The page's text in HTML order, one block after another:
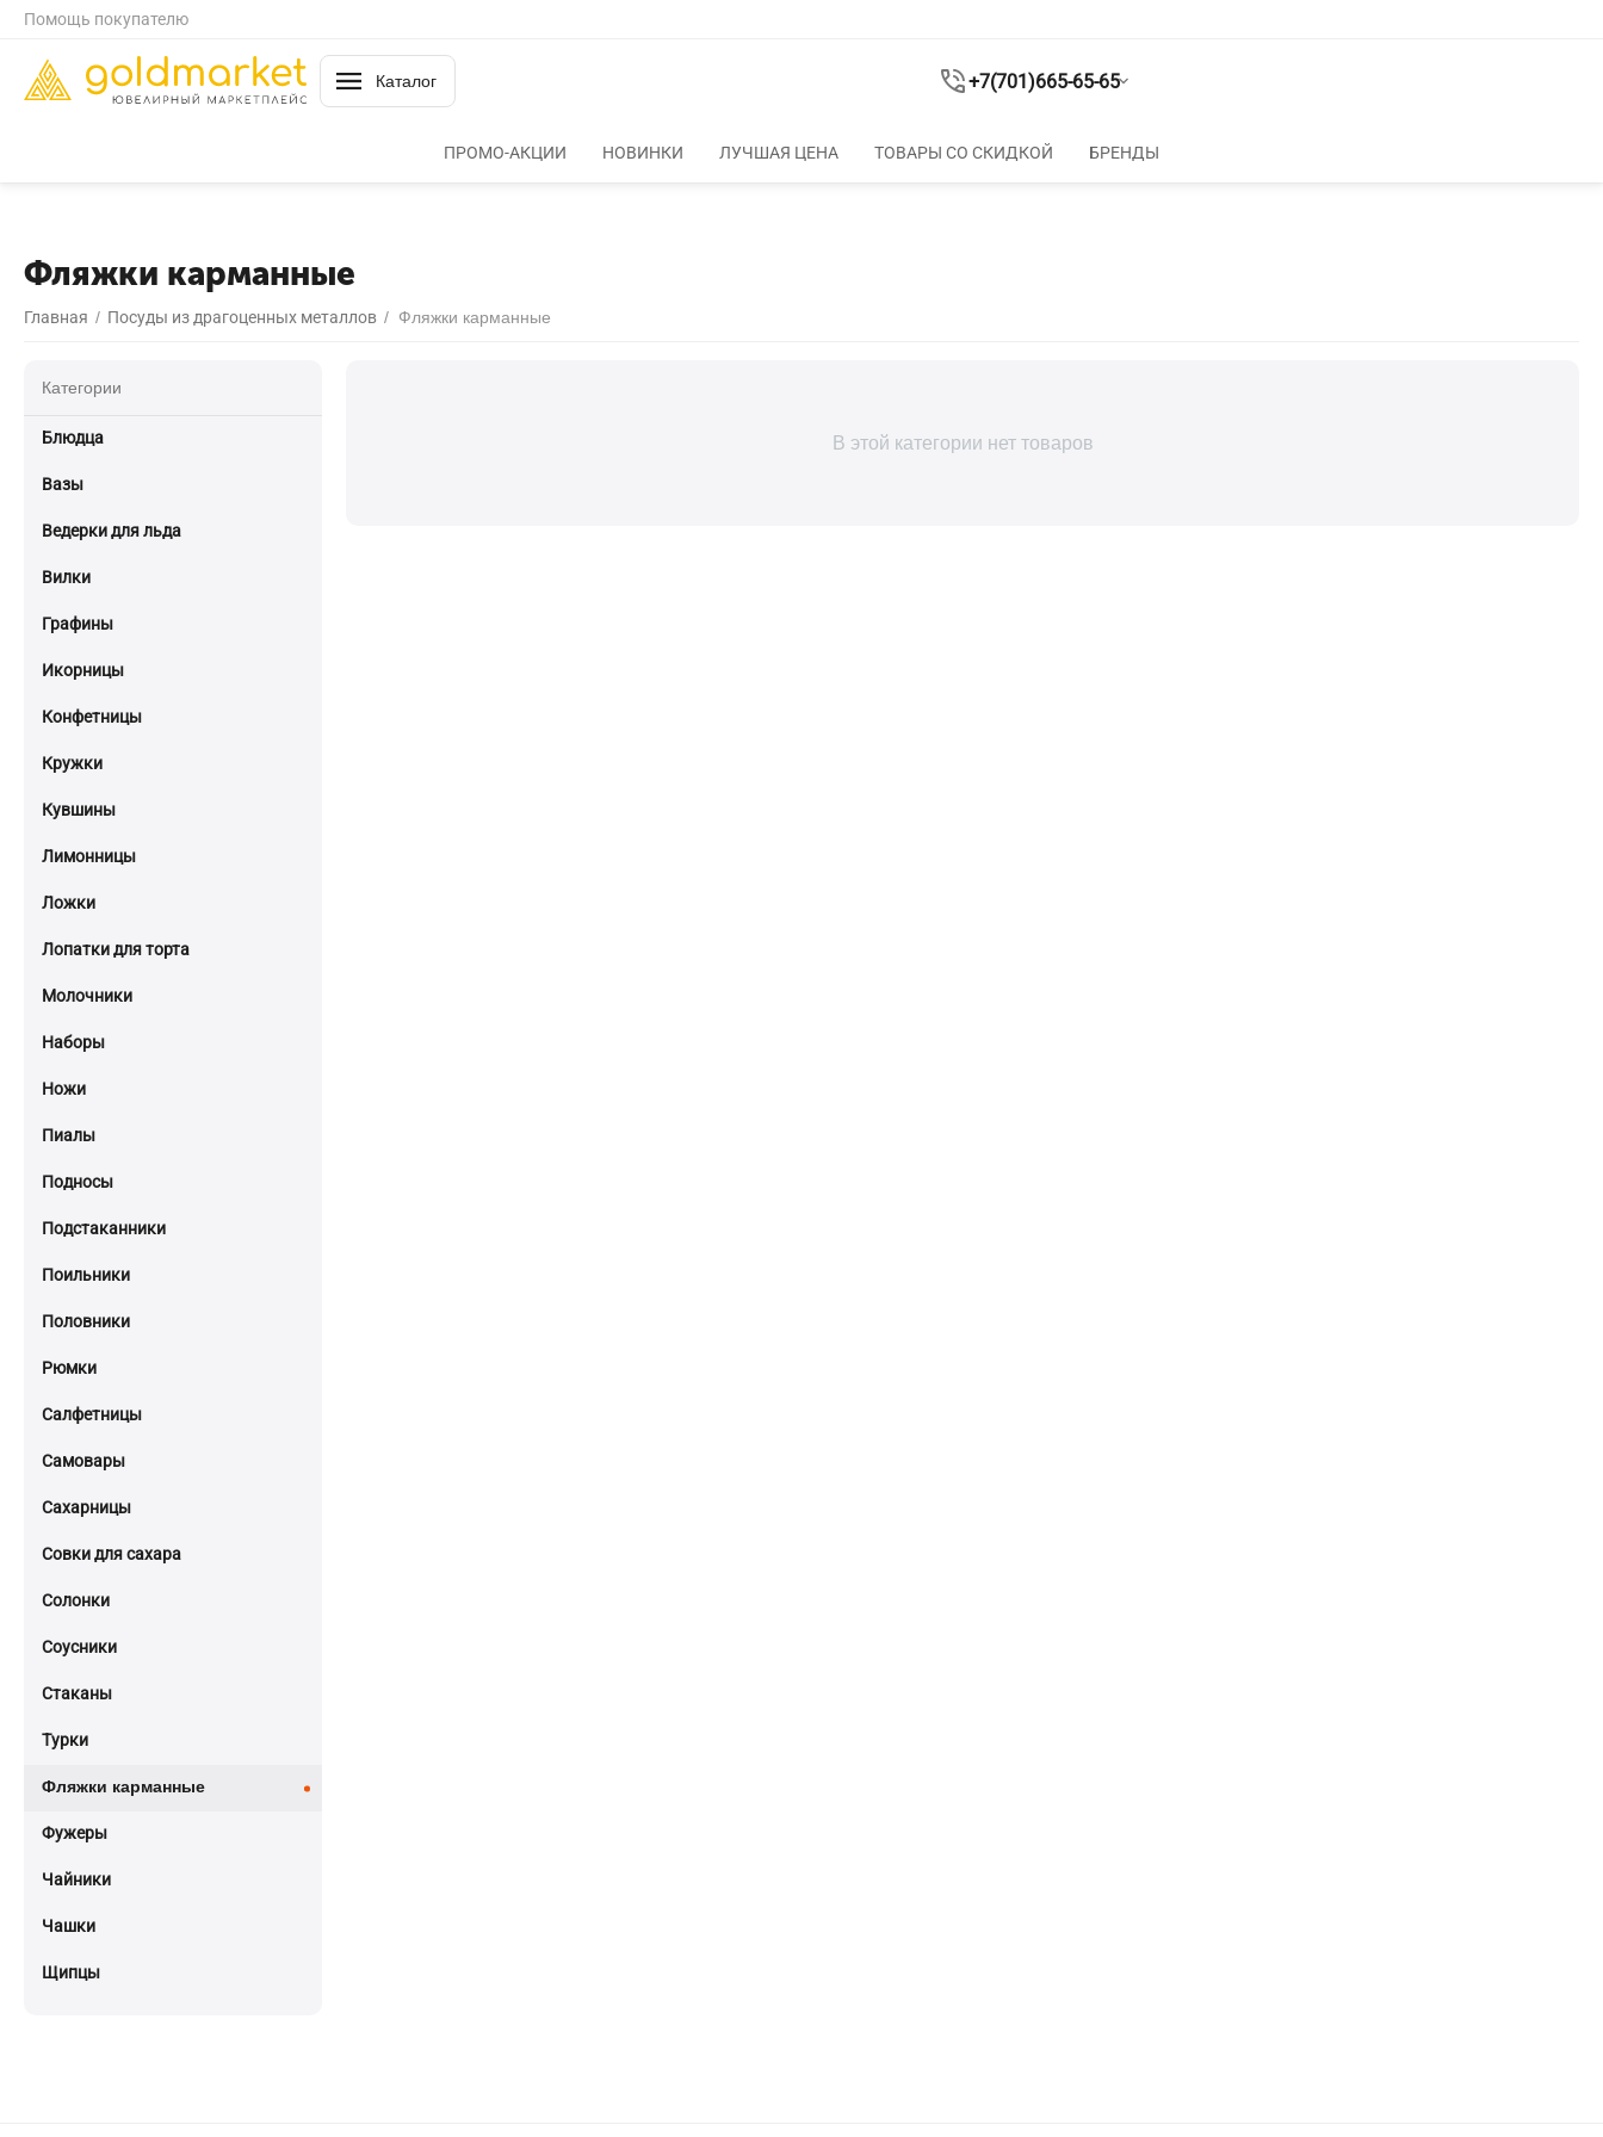
Помощь покупателю
Каталог +7(701)665-65-65
ПРОМО-АКЦИИ НОВИНКИ ЛУЧШАЯ ЦЕНА ТОВАРЫ СО СКИДКОЙ БРЕНДЫ
Фляжки карманные
Главная / Посуды из драгоценных металлов / Фляжки карманные
В этой категории нет товаров
Категории
Блюдца
Вазы
Ведерки для льда
Вилки
Графины
Икорницы
Конфетницы
Кружки
Кувшины
Лимонницы
Ложки
Лопатки для торта
Молочники
Наборы
Ножи
Пиалы
Подносы
Подстаканники
Поильники
Половники
Рюмки
Салфетницы
Самовары
Сахарницы
Совки для сахара
Солонки
Соусники
Стаканы
Турки
Фляжки карманные
Фужеры
Чайники
Чашки
Щипцы